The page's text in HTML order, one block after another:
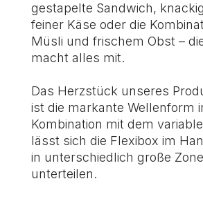
gestapelte Sandwich,
feiner Käse oder die
Müsli und frischem Obst –
macht alles mit.
Das Herzstück unseres
ist die markante Wellenform
Kombination mit dem
lässt sich die Flexibox im
in unterschiedlich große
unterteilen.